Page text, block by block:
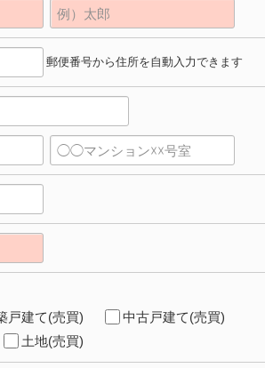
郵便番号から住所を自動入力できます
戸建て(売買)
中古戸建て(売買)
土地(売買)